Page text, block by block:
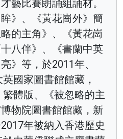
藝比賽朗誦組誦材。
》、《黃花崗外》簡
的主角》、《黃花崗
八伴》、《書蘭中英
》等，於2011年、
國家圖書館館藏，
體版、《被忽略的主
物院圖書館館藏，新
年被納入香港歷史